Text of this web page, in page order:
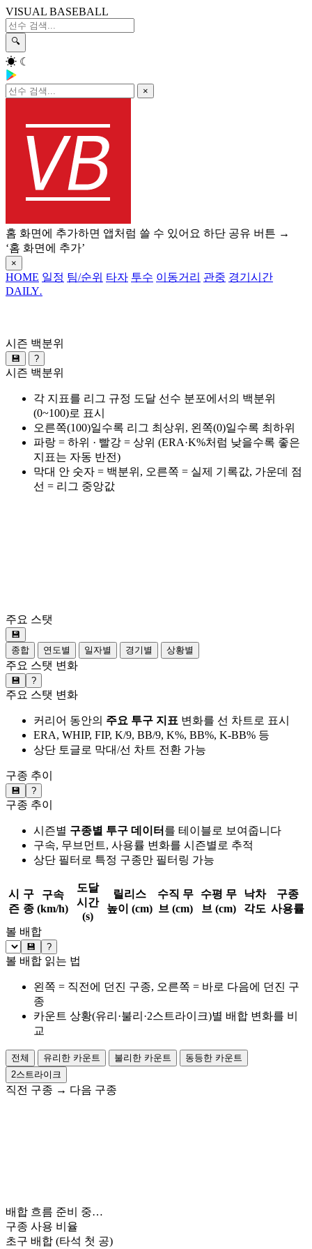
VISUAL BASEBALL
🔍
☀ ☾
×
홈 화면에 추가하면 앱처럼 쓸 수 있어요 하단 공유 버튼 →
‘홈 화면에 추가’
×
HOME 일정 팀/순위 타자 투수 이동거리 관중 경기시간
DAILY.
시즌 백분위
💾 ?
시즌 백분위
각 지표를 리그 규정 도달 선수 분포에서의 백분위
(0~100)로 표시
오른쪽(100)일수록 리그 최상위, 왼쪽(0)일수록 최하위
파랑 = 하위 · 빨강 = 상위 (ERA·K%처럼 낮을수록 좋은
지표는 자동 반전)
막대 안 숫자 = 백분위, 오른쪽 = 실제 기록값, 가운데 점
선 = 리그 중앙값
주요 스탯
💾
종합
연도별 일자별 경기별 상황별
주요 스탯 변화
💾 ?
주요 스탯 변화
커리어 동안의 주요 투구 지표 변화를 선 차트로 표시
ERA, WHIP, FIP, K/9, BB/9, K%, BB%, K-BB% 등
상단 토글로 막대/선 차트 전환 가능
구종 추이
💾 ?
구종 추이
시즌별 구종별 투구 데이터 를 테이블로 보여줍니다
구속, 무브먼트, 사용률 변화를 시즌별로 추적
상단 필터로 특정 구종만 필터링 가능
시
즌
구
종
구속
(km/h)
도달
시간
(s)
릴리스
높이 (cm)
수직 무
브 (cm)
수평 무
브 (cm)
낙차
각도
구종
사용률
볼 배합
💾 ?
볼 배합 읽는 법
왼쪽 = 직전에 던진 구종, 오른쪽 = 바로 다음에 던진 구
종
카운트 상황(유리·불리·2스트라이크)별 배합 변화를 비
교
전체 유리한 카운트 불리한 카운트
동등한 카운트
2스트라이크
직전 구종 → 다음 구종
배합 흐름 준비 중…
구종 사용 비율
초구 배합 (타석 첫 공)